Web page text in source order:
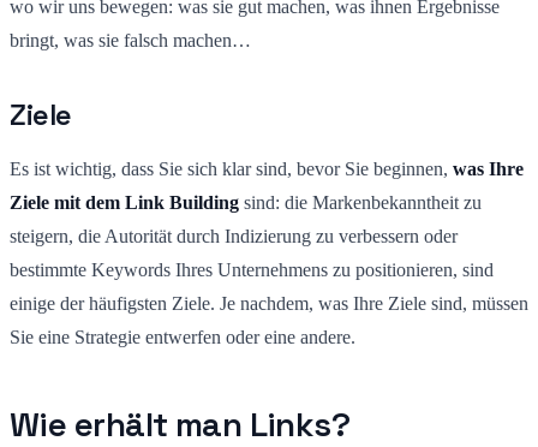
wo wir uns bewegen: was sie gut machen, was ihnen Ergebnisse
bringt, was sie falsch machen…
Ziele
Es ist wichtig, dass Sie sich klar sind, bevor Sie beginnen, was Ihre
Ziele mit dem Link Building sind: die Markenbekanntheit zu
steigern, die Autorität durch Indizierung zu verbessern oder
bestimmte Keywords Ihres Unternehmens zu positionieren, sind
einige der häufigsten Ziele. Je nachdem, was Ihre Ziele sind, müssen
Sie eine Strategie entwerfen oder eine andere.
Wie erhält man Links?